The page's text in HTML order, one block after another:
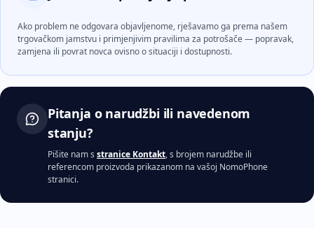
Ako problem ne odgovara objavljenome, rješavamo ga prema našem
trgovačkom jamstvu i primjenjivim pravilima za potrošače — popravak,
zamjena ili povrat novca ovisno o situaciji i dostupnosti.
Pitanja o narudžbi ili navedenom
stanju?
Pišite nam s stranice Kontakt, s brojem narudžbe ili
referencom proizvoda prikazanom na vašoj NomoPhone
stranici.